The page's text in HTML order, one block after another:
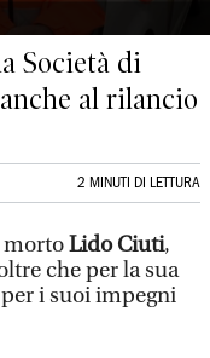
Società di
al rilancio
2 MINUTI DI LETTURA
mortoLido Ciuti,
che per la sua
i suoi impegni